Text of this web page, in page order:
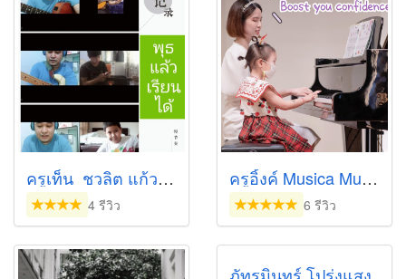
ครูเท็น_ชวลิต แก้วแจ่ม
4 รีวิว
ครูอิ้งค์ Musica Music Studio
6 รีวิว